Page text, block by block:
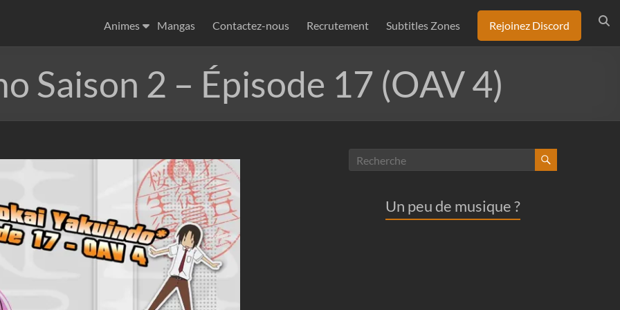
Animes Mangas Contactez-nous Recrutement Subtitles Zones Rejoinez Discord
Saison 2 – Épisode 17 (OAV 4)
Un peu de musique ?